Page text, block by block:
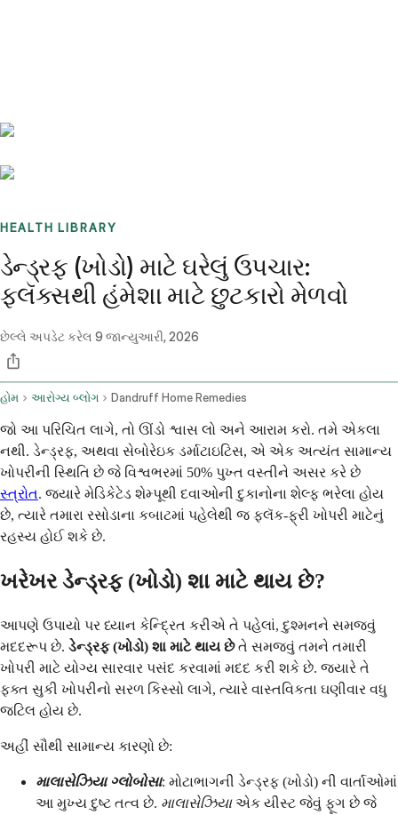
HEALTH LIBRARY
ડેન્ડ્રફ (ખોડો) માટે ઘરેલું ઉપચાર:
ફ્લૅક્સથી હંમેશા માટે છુટકારો મેળવો
છેલ્લે અપડેટ કરેલ 9 જાન્યુઆરી, 2026
હોમ આરોગ્ય બ્લોગ Dandruff Home Remedies
જો આ પરિચિત લાગે, તો ઊંડો શ્વાસ લો અને આરામ કરો. તમે એકલા
નથી. ડેન્ડ્રફ, અથવા સેબોરેઇક ડર્માટાઇટિસ, એ એક અત્યંત સામાન્ય
ખોપરીની સ્થિતિ છે જે વિશ્વભરમાં 50% પુખ્ત વસ્તીને અસર કરે છે
સ્ત્રોત. જ્યારે મેડિકેટેડ શેમ્પૂથી દવાઓની દુકાનોના શેલ્ફ ભરેલા હોય
છે, ત્યારે તમારા રસોડાના કબાટમાં પહેલેથી જ ફ્લૅક-ફ્રી ખોપરી માટેનું
રહસ્ય હોઈ શકે છે.
ખરેખર ડેન્ડ્રફ (ખોડો) શા માટે થાય છે?
આપણે ઉપાયો પર ધ્યાન કેન્દ્રિત કરીએ તે પહેલાં, દુશ્મનને સમજવું
મદદરૂપ છે. ડેન્ડ્રફ (ખોડો) શા માટે થાય છેતે સમજવું તમને તમારી
ખોપરી માટે યોગ્ય સારવાર પસંદ કરવામાં મદદ કરી શકે છે. જ્યારે તે
ફક્ત સુકી ખોપરીનો સરળ કિસ્સો લાગે, ત્યારે વાસ્તવિકતા ઘણીવાર વધુ
જટિલ હોય છે.
અહીં સૌથી સામાન્ય કારણો છે:
માલાસેઝિયા ગ્લોબોસા: મોટાભાગની ડેન્ડ્રફ (ખોડો) ની વાર્તાઓમાં
આ મુખ્ય દુષ્ટ તત્વ છે. માલાસેઝિયાએક યીસ્ટ જેવું ફૂગ છે જે